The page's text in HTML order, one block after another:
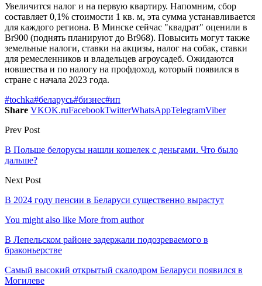
Увеличится налог и на первую квартиру. Напомним, сбор
составляет 0,1% стоимости 1 кв. м, эта сумма устанавливается
для каждого региона. В Минске сейчас "квадрат" оценили в
Br900 (поднять планируют до Br968). Повысить могут также
земельные налоги, ставки на акцизы, налог на собак, ставки
для ремесленников и владельцев агроусадеб. Ожидаются
новшества и по налогу на профдоход, который появился в
стране с начала 2023 года.
#tochka#беларусь#бизнес#ип
Share VKOK.ruFacebookTwitterWhatsAppTelegramViber
Prev Post
В Польше белорусы нашли кошелек с деньгами. Что было
дальше?
Next Post
В 2024 году пенсии в Беларуси существенно вырастут
You might also like More from author
В Лепельском районе задержали подозреваемого в
браконьерстве
Самый высокий открытый скалодром Беларуси появился в
Могилеве